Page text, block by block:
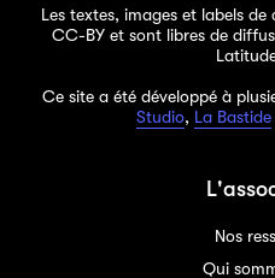
Les textes, images et labels de
CC-BY et sont libres de
Ce site a été développé à
Studio, La Bastide
Nos
Qui